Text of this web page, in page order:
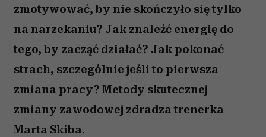
zmotywować, by nie skończyło się tylko
na narzekaniu? Jak znaleźć energię do
tego, by zacząć działać? Jak pokonać
strach, szczególnie jeśli to pierwsza
zmiana pracy? Metody skutecznej
zmiany zawodowej zdradza trenerka
Marta Skiba.